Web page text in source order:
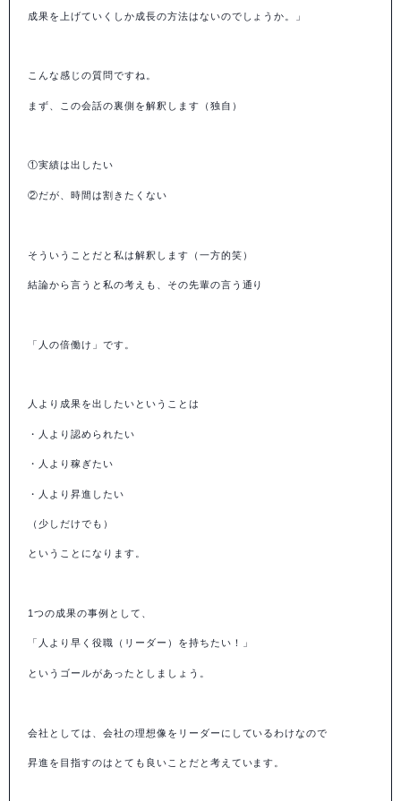
成果を上げていくしか成長の方法はないのでしょうか。」
こんな感じの質問ですね。
まず、この会話の裏側を解釈します（独自）
①実績は出したい
②だが、時間は割きたくない
そういうことだと私は解釈します（一方的笑）
結論から言うと私の考えも、その先輩の言う通り
「人の倍働け」です。
人より成果を出したいということは
・人より認められたい
・人より稼ぎたい
・人より昇進したい
（少しだけでも）
ということになります。
1 つの成果の事例として、
「人より早く役職（リーダー）を持ちたい！」
というゴールがあったとしましょう。
会社としては、会社の理想像をリーダーにしているわけなので
昇進を目指すのはとても良いことだと考えています。